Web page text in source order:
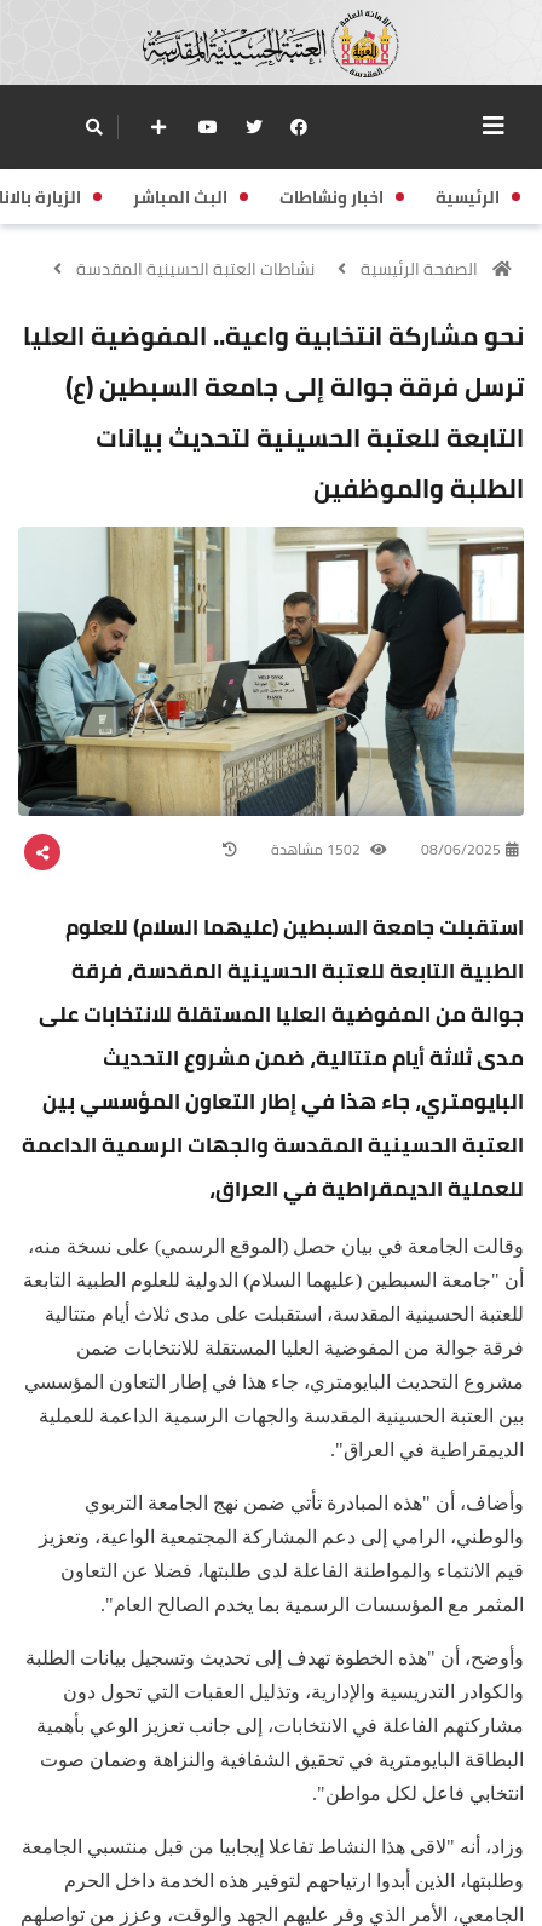
الرئيسية اخبار ونشاطات البث المباشر الزيارة
الصفحة الرئيسية نشاطات العتبة الحسينية المقدسة
نحو مشاركة انتخابية واعية.. المفوضية العليا
ترسل فرقة جوالة إلى جامعة السبطين (ع)
التابعة للعتبة الحسينية لتحديث بيانات
الطلبة والموظفين
08/06/2025
استقبلت جامعة السبطين (عليهما السلام) للعلوم
الطبية التابعة للعتبة الحسينية المقدسة، فرقة
جوالة من المفوضية العليا المستقلة للانتخابات على
مدى ثلاثة أيام متتالية، ضمن مشروع التحديث
البايومتري، جاء هذا في إطار التعاون المؤسسي بين
العتبة الحسينية المقدسة والجهات الرسمية الداعمة
للعملية الديمقراطية في العراق،
وقالت الجامعة في بيان حصل (الموقع الرسمي) على نسخة منه،
أن "جامعة السبطين (عليهما السلام) الدولية للعلوم الطبية التابعة
للعتبة الحسينية المقدسة، استقبلت على مدى ثلاث أيام متتالية
فرقة جوالة من المفوضية العليا المستقلة للانتخابات ضمن
مشروع التحديث البايومتري، جاء هذا في إطار التعاون المؤسسي
بين العتبة الحسينية المقدسة والجهات الرسمية الداعمة للعملية
الديمقراطية في العراق".
وأضاف، أن "هذه المبادرة تأتي ضمن نهج الجامعة التربوي
والوطني، الرامي إلى دعم المشاركة المجتمعية الواعية، وتعزيز
قيم الانتماء والمواطنة الفاعلة لدى طلبتها، فضلا عن التعاون
المثمر مع المؤسسات الرسمية بما يخدم الصالح العام".
وأوضح، أن "هذه الخطوة تهدف إلى تحديث وتسجيل بيانات الطلبة
والكوادر التدريسية والإدارية، وتذليل العقبات التي تحول دون
مشاركتهم الفاعلة في الانتخابات، إلى جانب تعزيز الوعي بأهمية
البطاقة البايومترية في تحقيق الشفافية والنزاهة وضمان صوت
انتخابي فاعل لكل مواطن".
وزاد، أنه "لاقى هذا النشاط تفاعلا إيجابيا من قبل منتسبي الجامعة
وطلبتها، الذين أبدوا ارتياحهم لتوفير هذه الخدمة داخل الحرم
الجامعي، الأمر الذي وفر عليهم الجهد والوقت، وعزز من تواصلهم